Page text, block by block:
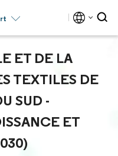
ET DE LA
TEXTILES DE
SUD -
ET